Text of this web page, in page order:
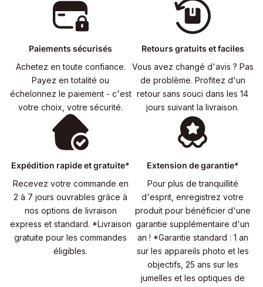
Paiements sécurisés
Achetez en toute confiance.
Payez en totalité ou
échelonnez le paiement - c'est
votre choix, votre sécurité.
Retours gratuits et faciles
Vous avez changé d'avis ? Pas
de problème. Profitez d'un
retour sans souci dans les 14
jours suivant la livraison.
Expédition rapide et gratuite*
Recevez votre commande en
2 à 7 jours ouvrables grâce à
nos options de livraison
express et standard. *Livraison
gratuite pour les commandes
éligibles.
Extension de garantie*
Pour plus de tranquillité
d'esprit, enregistrez votre
produit pour bénéficier d'une
garantie supplémentaire d'un
an ! *Garantie standard : 1 an
sur les appareils photo et les
objectifs, 25 ans sur les
jumelles et les optiques de